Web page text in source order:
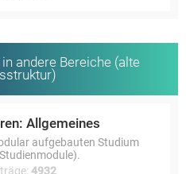
andere Bereiche (alte
Allgemeines
aufgebauten Studium
4932